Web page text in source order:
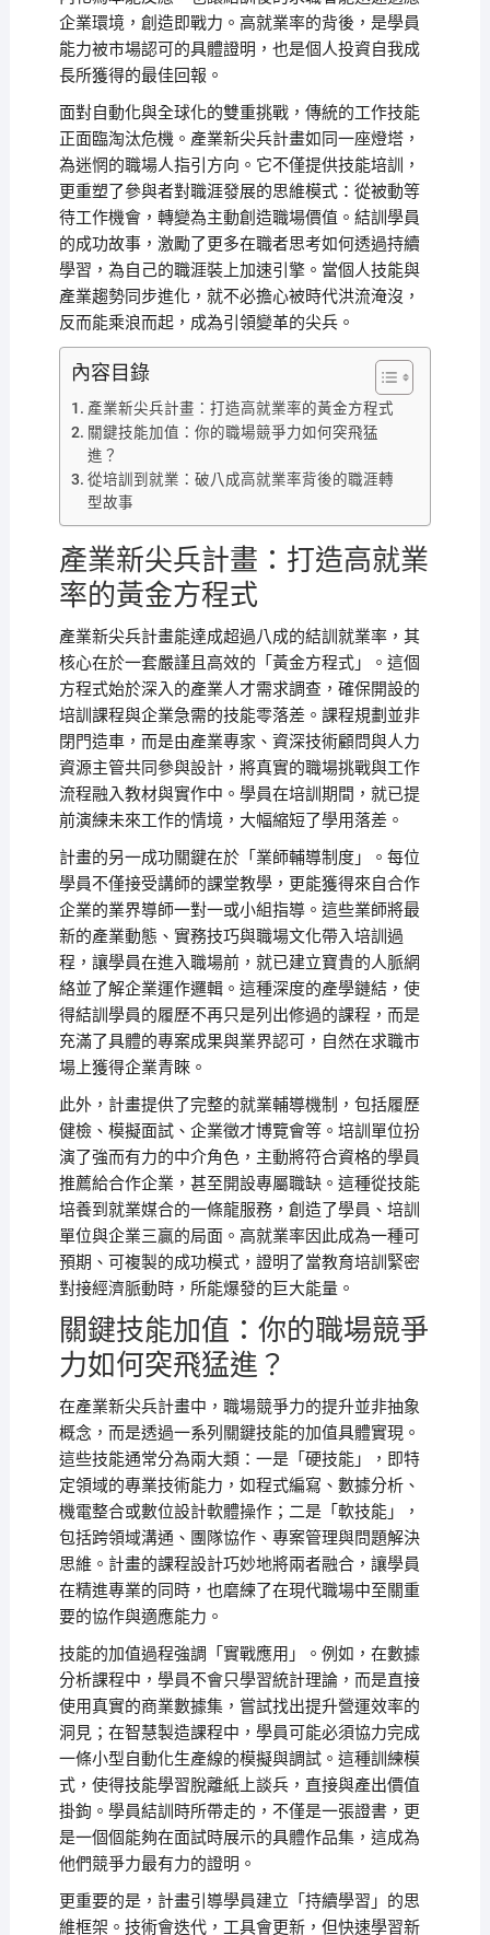
企業環境，創造即戰力。高就業率的背後，是學員
能力被市場認可的具體證明，也是個人投資自我成
長所獲得的最佳回報。
面對自動化與全球化的雙重挑戰，傳統的工作技能
正面臨淘汰危機。產業新尖兵計畫如同一座燈塔，
為迷惘的職場人指引方向。它不僅提供技能培訓，
更重塑了參與者對職涯發展的思維模式：從被動等
待工作機會，轉變為主動創造職場價值。結訓學員
的成功故事，激勵了更多在職者思考如何透過持續
學習，為自己的職涯裝上加速引擎。當個人技能與
產業趨勢同步進化，就不必擔心被時代洪流淹沒，
反而能乘浪而起，成為引領變革的尖兵。
內容目錄
產業新尖兵計畫：打造高就業率的黃金方程式
關鍵技能加值：你的職場競爭力如何突飛猛
進？
從培訓到就業：破八成高就業率背後的職涯轉
型故事
產業新尖兵計畫：打造高就業
率的黃金方程式
產業新尖兵計畫能達成超過八成的結訓就業率，其
核心在於一套嚴謹且高效的「黃金方程式」。這個
方程式始於深入的產業人才需求調查，確保開設的
培訓課程與企業急需的技能零落差。課程規劃並非
閉門造車，而是由產業專家、資深技術顧問與人力
資源主管共同參與設計，將真實的職場挑戰與工作
流程融入教材與實作中。學員在培訓期間，就已提
前演練未來工作的情境，大幅縮短了學用落差。
計畫的另一成功關鍵在於「業師輔導制度」。每位
學員不僅接受講師的課堂教學，更能獲得來自合作
企業的業界導師一對一或小組指導。這些業師將最
新的產業動態、實務技巧與職場文化帶入培訓過
程，讓學員在進入職場前，就已建立寶貴的人脈網
絡並了解企業運作邏輯。這種深度的產學鏈結，使
得結訓學員的履歷不再只是列出修過的課程，而是
充滿了具體的專案成果與業界認可，自然在求職市
場上獲得企業青睞。
此外，計畫提供了完整的就業輔導機制，包括履歷
健檢、模擬面試、企業徵才博覽會等。培訓單位扮
演了強而有力的中介角色，主動將符合資格的學員
推薦給合作企業，甚至開設專屬職缺。這種從技能
培養到就業媒合的一條龍服務，創造了學員、培訓
單位與企業三贏的局面。高就業率因此成為一種可
預期、可複製的成功模式，證明了當教育培訓緊密
對接經濟脈動時，所能爆發的巨大能量。
關鍵技能加值：你的職場競爭
力如何突飛猛進？
在產業新尖兵計畫中，職場競爭力的提升並非抽象
概念，而是透過一系列關鍵技能的加值具體實現。
這些技能通常分為兩大類：一是「硬技能」，即特
定領域的專業技術能力，如程式編寫、數據分析、
機電整合或數位設計軟體操作；二是「軟技能」，
包括跨領域溝通、團隊協作、專案管理與問題解決
思維。計畫的課程設計巧妙地將兩者融合，讓學員
在精進專業的同時，也磨練了在現代職場中至關重
要的協作與適應能力。
技能的加值過程強調「實戰應用」。例如，在數據
分析課程中，學員不會只學習統計理論，而是直接
使用真實的商業數據集，嘗試找出提升營運效率的
洞見；在智慧製造課程中，學員可能必須協力完成
一條小型自動化生產線的模擬與調試。這種訓練模
式，使得技能學習脫離紙上談兵，直接與產出價值
掛鉤。學員結訓時所帶走的，不僅是一張證書，更
是一個個能夠在面試時展示的具體作品集，這成為
他們競爭力最有力的證明。
更重要的是，計畫引導學員建立「持續學習」的思
維框架。技術會迭代，工具會更新，但快速學習新